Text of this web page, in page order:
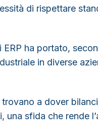
di rispettare
ERP ha portato,
in diverse
a dover
una sfida che rende